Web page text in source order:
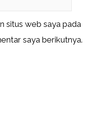
situs web saya pada
saya berikutnya.